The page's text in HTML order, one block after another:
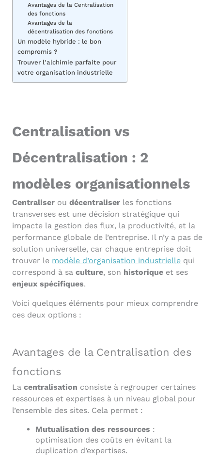
Avantages de la Centralisation
des fonctions
Avantages de la
décentralisation des fonctions
Un modèle hybride : le bon
compromis ?
Trouver l’alchimie parfaite pour
votre organisation industrielle
Centralisation vs
Décentralisation : 2
modèles organisationnels
Centraliser oudécentraliser les fonctions
transverses est une décision stratégique qui
impacte la gestion des flux, la productivité, et la
performance globale de l’entreprise. Il n’y a pas de
solution universelle, car chaque entreprise doit
trouver le modèle d’organisation industrielle qui
correspond à saculture, son historique et ses
enjeux spécifiques.
Voici quelques éléments pour mieux comprendre
ces deux options :
Avantages de la Centralisation des
fonctions
Lacentralisation consiste à regrouper certaines
ressources et expertises à un niveau global pour
l’ensemble des sites. Cela permet :
Mutualisation des ressources :
optimisation des coûts en évitant la
duplication d’expertises.